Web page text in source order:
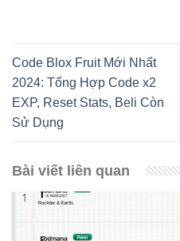
Code Blox Fruit Mới Nhất
2024: Tổng Hợp Code x2
EXP, Reset Stats, Beli Còn
Sử Dụng
Bài viết liên quan